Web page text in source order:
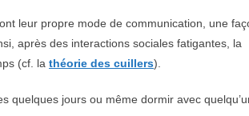
leur propre mode de communication, une
après des interactions sociales fatigantes, la
(cf. la théorie des cuillers).
quelques jours ou même dormir avec